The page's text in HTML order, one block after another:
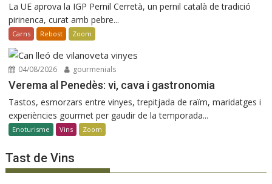
La UE aprova la IGP Pernil Cerretà, un pernil català de tradició
pirinenca, curat amb pebre...
Carns Rebost Zoom
04/08/2026 gourmenials
Verema al Penedès: vi, cava i gastronomia
Tastos, esmorzars entre vinyes, trepitjada de raïm, maridatges i
experiències gourmet per gaudir de la temporada...
Enoturisme Vins Zoom
Tast de Vins